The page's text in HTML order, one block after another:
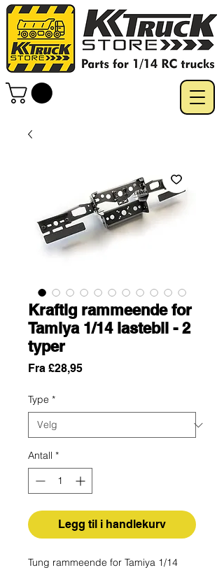
Kraftig rammeende for
Tamiya 1/14 lastebil - 2
typer
Fra £28,95Salgspris
Type *
Antall *
Legg til i handlekurv
Tung rammeende for Tamiya 1/14